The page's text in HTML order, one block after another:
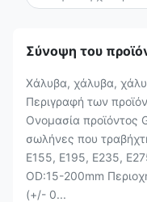
Σύνοψη του
Χάλυβα, χάλυβα,
Περιγραφή των
Ονομασία προϊόντος
σωλήνες που
Ε155, Ε195, Ε235,
OD:15-200mm
(+/- 0...